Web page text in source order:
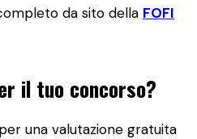
da sito della FOFI
il tuo concorso?
una valutazione gratuita